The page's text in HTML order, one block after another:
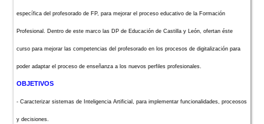
específica del profesorado de FP, para mejorar el proceso educativo de la Formación
Profesional. Dentro de este marco las DP de Educación de Castilla y León, ofertan éste
curso para mejorar las competencias del profesorado en los procesos de digitalización para
poder adaptar el proceso de enseñanza a los nuevos perfiles profesionales.
OBJETIVOS
- Caracterizar sistemas de Inteligencia Artificial, para implementar funcionalidades, proceosos
y decisiones.